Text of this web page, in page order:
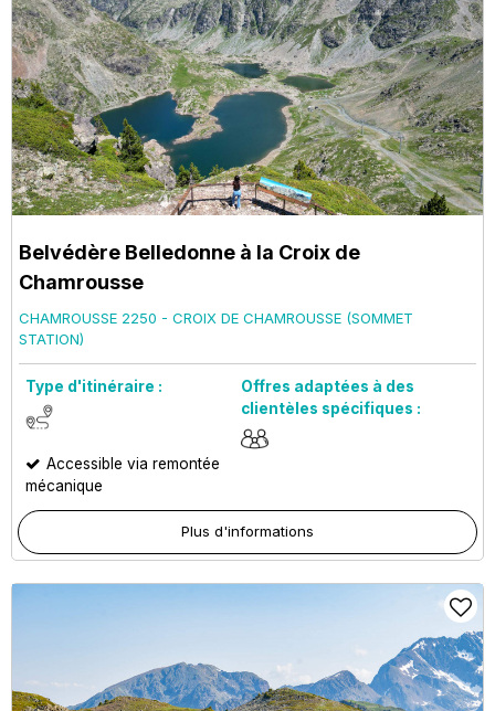
Belvédère Belledonne à la Croix de
Chamrousse
CHAMROUSSE 2250 - CROIX DE CHAMROUSSE (SOMMET
STATION)
Type d'itinéraire :
Offres adaptées à des
clientèles spécifiques :
Accessible via remontée
mécanique
Plus d'informations